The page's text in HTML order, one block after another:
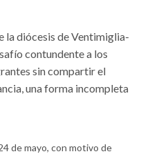
la diócesis de Ventimiglia-
contundente a los
sin compartir el
una forma incompleta
de mayo, con motivo de